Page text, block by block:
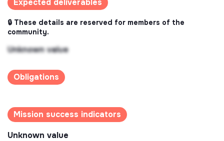
Expected deliverables
🔒 These details are reserved for members of the
community.
Unknown value
Obligations
Mission success indicators
Unknown value